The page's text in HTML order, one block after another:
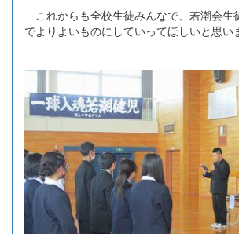
これからも全校生徒みんなで、若潮会生
でよりよいものにしていってほしいと思い